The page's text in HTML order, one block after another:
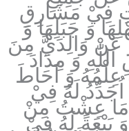
فِيْ مَشَارِقِ
وَ جَبَلِهَا وَ
عَنْ وَالِدَيَّ مِنَ
وَ مِدَادَ
وَ اَحَاطَ
اُجَدِّدُ لَهُ فِيْ
مَا عِشْتُ مِنْ
بَيْعَةً لَهُ فِيْ